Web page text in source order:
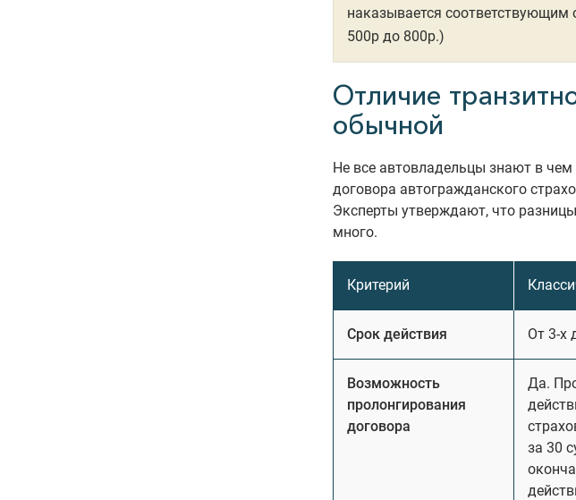
наказывается соответствующим
500р до 800р.)
Отличие
обычной
Не все автовладельцы знают в чем
договора автогражданского
Эксперты утверждают, что
много.
Критерий
Срок действия От 3-х
Возможность
пролонгирования
договора
Да.
за 30